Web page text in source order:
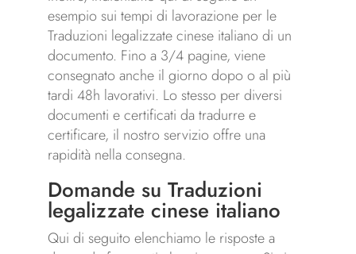
esempio sui tempi di lavorazione per le
Traduzioni legalizzate cinese italiano di un
documento. Fino a 3/4 pagine, viene
consegnato anche il giorno dopo o al più
tardi 48h lavorativi. Lo stesso per diversi
documenti e certificati da tradurre e
certificare, il nostro servizio offre una
rapidità nella consegna.
Domande su Traduzioni
legalizzate cinese italiano
Qui di seguito elenchiamo le risposte a